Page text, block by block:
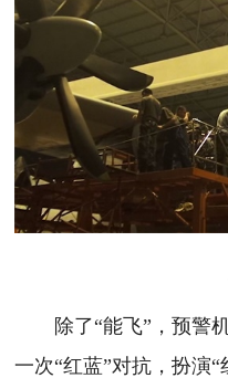
除了“能飞”，预警机
一次“红蓝”对抗，扮演